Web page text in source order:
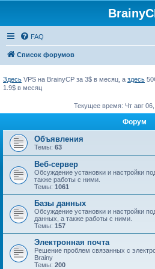
FAQ
Список форумов
Здесь VPS на BrainyCP за 3$ в месяц, а здесь
1.9$ в месяц
Текущее время: Чт авг
Форум
Объявления
Темы: 63
Веб-сервер
Обсуждение установки и настройки
также работы с ними.
Темы: 1061
Базы данных
Обсуждение установки и настройки
данных, а также работы с ними.
Темы: 157
Электронная почта
Решение проблем связанных с
Brainy
Темы: 200